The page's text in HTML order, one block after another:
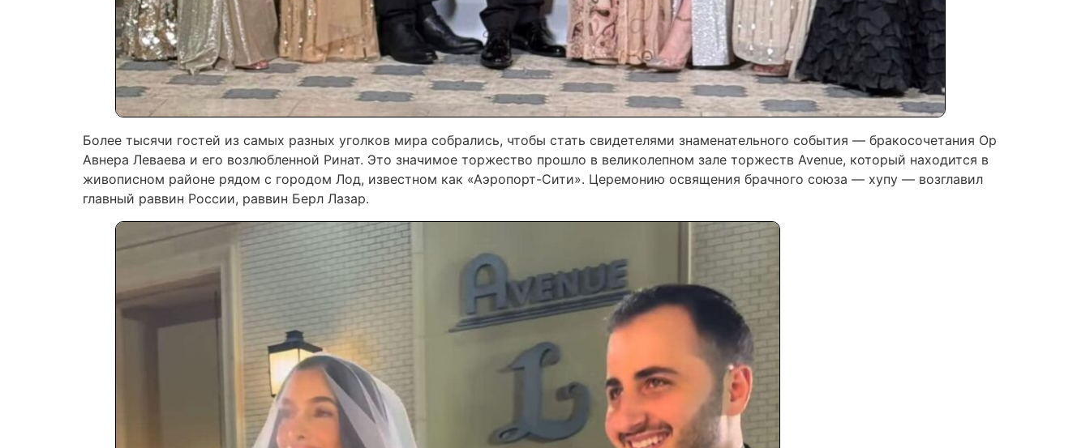
Более тысячи гостей из самых разных уголков мира собрались, чтобы стать свидетелями знаменательного события — бракосочетания Ор
Авнера Леваева и его возлюбленной Ринат. Это значимое торжество прошло в великолепном зале торжеств Avenue, который находится в
живописном районе рядом с городом Лод, известном как «Аэропорт-Сити». Церемонию освящения брачного союза — хупу — возглавил
главный раввин России, раввин Берл Лазар.